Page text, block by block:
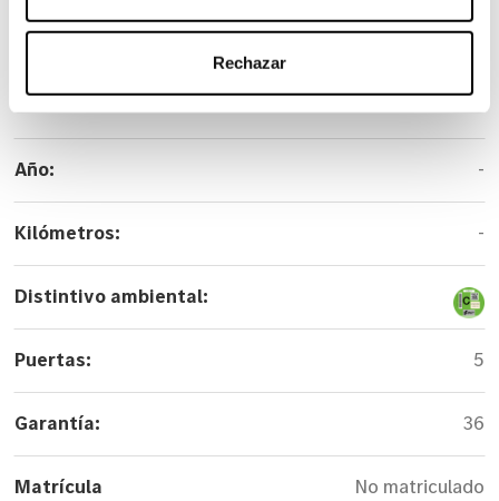
Rechazar
Versión: 300 d Avantgarde Largo
Año: -
Kilómetros: -
Distintivo ambiental:
Puertas: 5
Garantía: 36
Matrícula No matriculado